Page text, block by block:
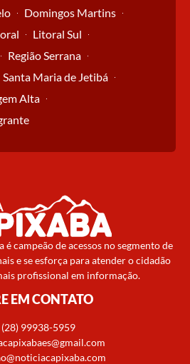
Domingos Martins
Litoral Sul
Região Serrana
Santa Maria de Jetibá
Alta
campeão de acessos no segmento de
e se esforça para atender o cidadão
profissional em informação.
EM CONTATO
(28) 99938-5959